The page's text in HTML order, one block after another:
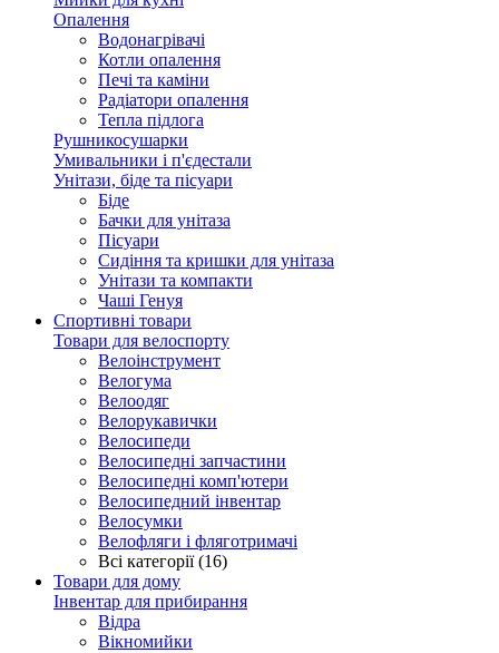
Опалення
Водонагрівачі
Котли опалення
Печі та каміни
Радіатори опалення
Тепла підлога
Рушникосушарки
Умивальники і п'єдестали
Унітази, біде та пісуари
Біде
Бачки для унітаза
Пісуари
Сидіння та кришки для унітаза
Унітази та компакти
Чаші Генуя
Спортивні товари
Товари для велоспорту
Велоінструмент
Велогума
Велоодяг
Велорукавички
Велосипеди
Велосипедні запчастини
Велосипедні комп'ютери
Велосипедний інвентар
Велосумки
Велофляги і фляготримачі
Всі категорії (16)
Товари для дому
Інвентар для прибирання
Відра
Вікномийки